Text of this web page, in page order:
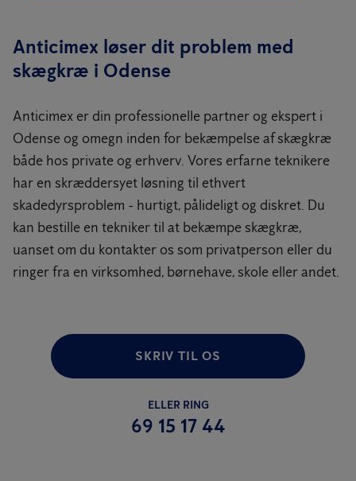
Anticimex løser dit problem med
skægkræ i Odense
Anticimex er din professionelle partner og ekspert i
Odense og omegn inden for bekæmpelse af skægkræ
både hos private og erhverv. Vores erfarne teknikere
har en skræddersyet løsning til ethvert
skadedyrsproblem - hurtigt, pålideligt og diskret. Du
kan bestille en tekniker til at bekæmpe skægkræ,
uanset om du kontakter os som privatperson eller du
ringer fra en virksomhed, børnehave, skole eller andet.
SKRIV TIL OS
ELLER RING
69 15 17 44